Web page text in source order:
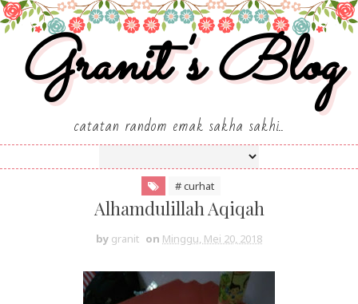
Granit's Blog
catatan random emak sakha sakhi..
# curhat
Alhamdulillah Aqiqah
by granit on Minggu, Mei 20, 2018